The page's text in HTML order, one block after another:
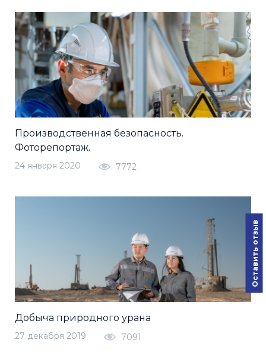
Производственная безопасность.
Фоторепортаж.
24 января 2020 7772
Добыча природного урана
27 декабря 2019 7091
Оставить отзыв